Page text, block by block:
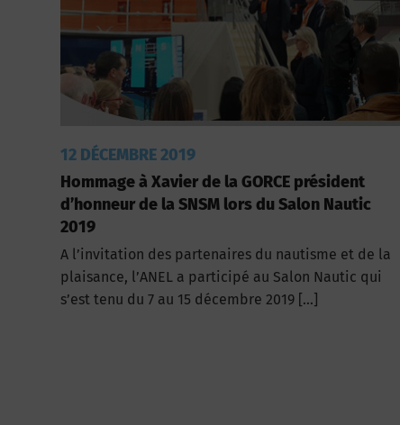
12 DÉCEMBRE 2019
Hommage à Xavier de la GORCE président
d’honneur de la SNSM lors du Salon Nautic
2019
A l’invitation des partenaires du nautisme et de la
plaisance, l’ANEL a participé au Salon Nautic qui
s’est tenu du 7 au 15 décembre 2019 […]